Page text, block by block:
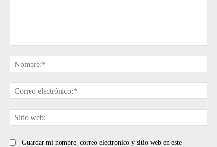
Guardar mi nombre, correo electrónico y sitio web en este